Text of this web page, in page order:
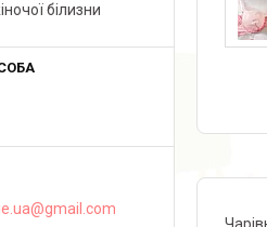
білизни